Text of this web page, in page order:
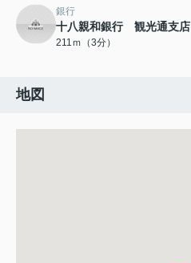
銀行
十八親和銀行 観光通支店
211ｍ（3分）
地図